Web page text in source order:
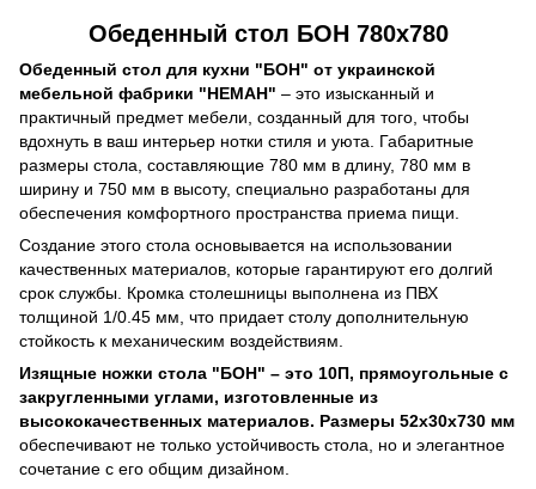
Обеденный стол БОН 780х780
Обеденный стол для кухни "БОН" от украинской
мебельной фабрики "НЕМАН" – это изысканный и
практичный предмет мебели, созданный для того, чтобы
вдохнуть в ваш интерьер нотки стиля и уюта. Габаритные
размеры стола, составляющие 780 мм в длину, 780 мм в
ширину и 750 мм в высоту, специально разработаны для
обеспечения комфортного пространства приема пищи.
Создание этого стола основывается на использовании
качественных материалов, которые гарантируют его долгий
срок службы. Кромка столешницы выполнена из ПВХ
толщиной 1/0.45 мм, что придает столу дополнительную
стойкость к механическим воздействиям.
Изящные ножки стола "БОН" – это 10П, прямоугольные с
закругленными углами, изготовленные из
высококачественных материалов. Размеры 52х30х730 мм
обеспечивают не только устойчивость стола, но и элегантное
сочетание с его общим дизайном.